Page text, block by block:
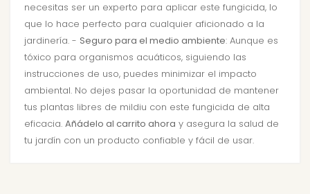
necesitas ser un experto para aplicar este fungicida, lo
que lo hace perfecto para cualquier aficionado a la
jardinería. - Seguro para el medio ambiente: Aunque es
tóxico para organismos acuáticos, siguiendo las
instrucciones de uso, puedes minimizar el impacto
ambiental. No dejes pasar la oportunidad de mantener
tus plantas libres de mildiu con este fungicida de alta
eficacia. Añádelo al carrito ahora y asegura la salud de
tu jardín con un producto confiable y fácil de usar.